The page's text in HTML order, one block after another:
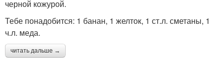
черной кожурой.
Тебе понадобится: 1 банан, 1 желток, 1 ст.л. сметаны, 1
ч.л. меда.
читать дальше →